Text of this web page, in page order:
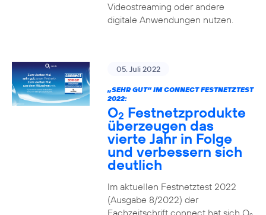
Videostreaming oder andere
digitale Anwendungen nutzen.
05. Juli 2022
„SEHR GUT“ IM CONNECT FESTNETZTEST
2022:
O2 Festnetzprodukte
überzeugen das
vierte Jahr in Folge
und verbessern sich
deutlich
Im aktuellen Festnetztest 2022
(Ausgabe 8/2022) der
Fachzeitschrift connect hat sich O